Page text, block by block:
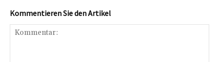
Kommentieren Sie den Artikel